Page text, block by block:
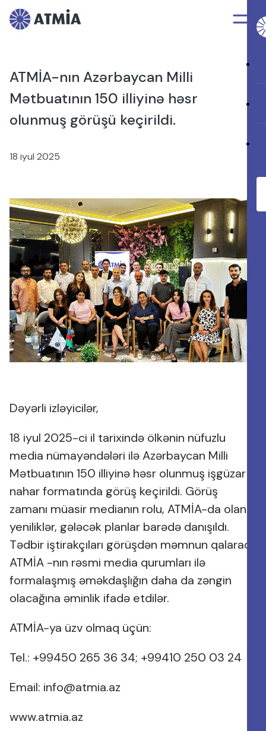
ATMİA-nın Azərbaycan Milli
Mətbuatının 150 illiyinə həsr
olunmuş görüşü keçirildi.
18 iyul 2025
Dəyərli izləyicilər,
18 iyul 2025-ci il tarixində ölkənin nüfuzlu
media nümayəndələri ilə Azərbaycan Milli
Mətbuatının 150 illiyinə həsr olunmuş işgüzar
nahar formatında görüş keçirildi. Görüş
zamanı müasir medianın rolu, ATMİA-da olan
yeniliklər, gələcək planlar barədə danışıldı.
Tədbir iştirakçıları görüşdən məmnun qalaraq
ATMİA -nın rəsmi media qurumları ilə
formalaşmış əməkdaşlığın daha da zəngin
olacağına əminlik ifadə etdilər.
ATMİA-ya üzv olmaq üçün:
Tel.: +99450 265 36 34; +99410 250 03 24
Email: info@atmia.az
www.atmia.az